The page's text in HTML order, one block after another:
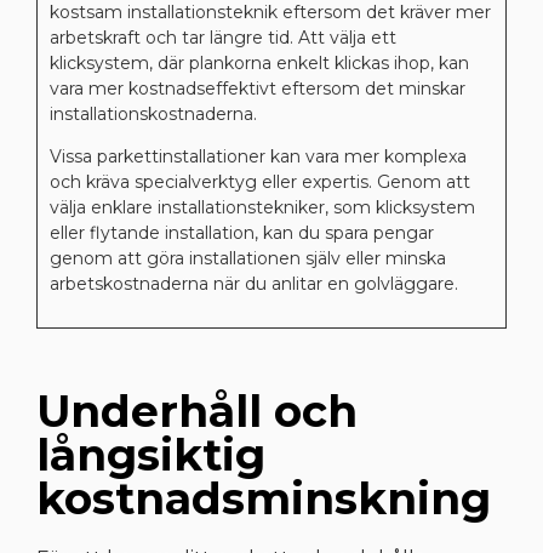
kostsam installationsteknik eftersom det kräver mer
arbetskraft och tar längre tid. Att välja ett
klicksystem, där plankorna enkelt klickas ihop, kan
vara mer kostnadseffektivt eftersom det minskar
installationskostnaderna.
Vissa parkettinstallationer kan vara mer komplexa
och kräva specialverktyg eller expertis. Genom att
välja enklare installationstekniker, som klicksystem
eller flytande installation, kan du spara pengar
genom att göra installationen själv eller minska
arbetskostnaderna när du anlitar en golvläggare.
Underhåll och
långsiktig
kostnadsminskning